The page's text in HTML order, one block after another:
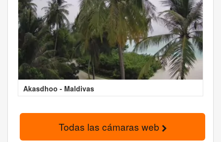
Akasdhoo - Maldivas
Todas las cámaras web